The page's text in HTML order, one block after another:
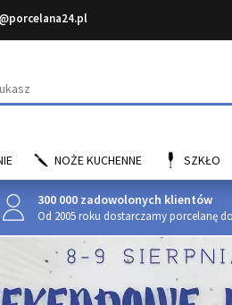
NOŻE KUCHENNE SZKŁO
300 000 zadowolonych klientów
Od 2005 roku dostarczamy porcelanę